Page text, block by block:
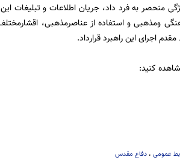
منحصر به فرد داد، جریان اطلاعات و تبلیغات
ومذهبی و استفاده از عناصرمذهبی،
اجرای این راهبرد قرارداد.
کنید:
عمومی، دفاع مقدس